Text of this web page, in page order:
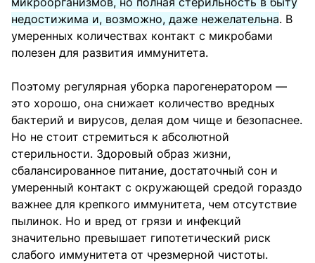
недостижима и, возможно, даже нежелательна. В
умеренных количествах контакт с микробами
полезен для развития иммунитета.
Поэтому регулярная уборка парогенератором —
это хорошо, она снижает количество вредных
бактерий и вирусов, делая дом чище и безопаснее.
Но не стоит стремиться к абсолютной
стерильности. Здоровый образ жизни,
сбалансированное питание, достаточный сон и
умеренный контакт с окружающей средой гораздо
важнее для крепкого иммунитета, чем отсутствие
пылинок. Но и вред от грязи и инфекций
значительно превышает гипотетический риск
слабого иммунитета от чрезмерной чистоты.